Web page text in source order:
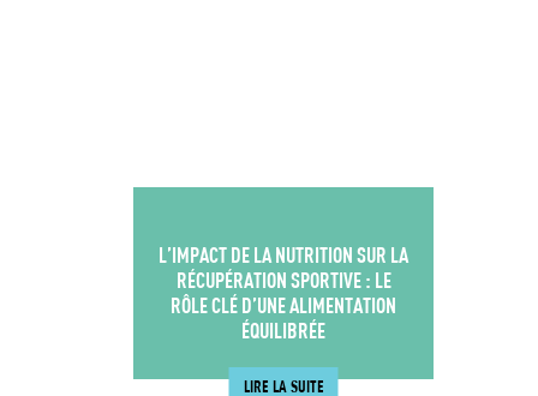
L’IMPACT DE LA NUTRITION SUR LA
RÉCUPÉRATION SPORTIVE : LE
RÔLE CLÉ D’UNE ALIMENTATION
ÉQUILIBRÉE
LIRE LA SUITE